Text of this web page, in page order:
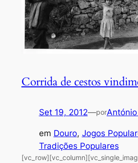
Corrida de cestos
Set 19, 2012—por
em Douro, Jogos
Tradições Populares